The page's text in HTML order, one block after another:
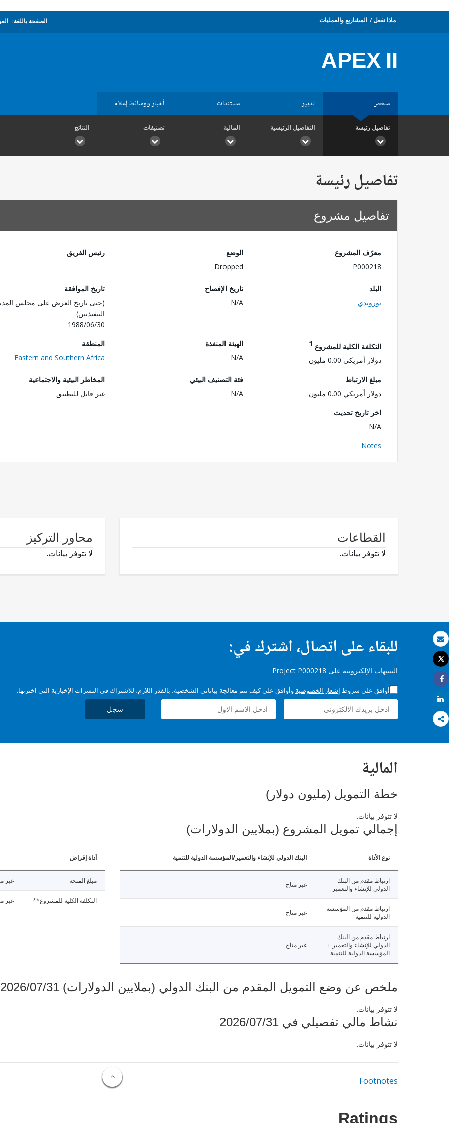
بريد الكتروني
طباعة
Tweet
Share
Share
ماذا نفعل المشاريع والعمليات الصفحة باللغة:
APEX II
ملخص تدبير مستندات أخبار ووسائط إعلام
تفاصيل رئيسة التفاصيل الرئيسية المالية تصنيفات النتائج
تفاصيل رئيسة
تفاصيل مشروع
معرّف المشروع
P000218
الوضع
Dropped
رئيس الفريق
البلد
بوروندي
تاريخ الإفصاح
N/A
تاريخ الموافقة
(حتى تاريخ العرض على مجلس
التنفيذيين)
1988/06/30
التكلفة الكلية للمشروع 1
دولار أمريكي 0.00 مليون
الهيئة المنفذة
N/A
المنطقة
Eastern and Southern Africa
مبلغ الارتباط
دولار أمريكي 0.00 مليون
فئة التصنيف البيئي
N/A
المخاطر البيئية والاجتماعية
غير قابل للتطبيق
اخر تاريخ تحديث
N/A
Notes
القطاعات
لا تتوفر بيانات.
محاور التركيز
لا تتوفر بيانات.
للبقاء على اتصال، اشترك في:
التنبيهات الإلكترونية على Project P000218
أوافق على شروط إشعار الخصوصية وأوافق على كيف تتم معالجة بياناتي الشخصية، بالقدر اللازم، للاشتراك في النشرات الإخبارية التي اخترتها.
سجل
المالية
خطة التمويل (مليون دولار)
لا تتوفر بيانات.
إجمالي تمويل المشروع (بملايين الدولارات)
نوع الأداة البنك الدولي للإنشاء والتعمير/المؤسسة الدولية للتنمية
ارتباط مقدم من البنك
الدولي للإنشاء والتعمير
غير متاح
ارتباط مقدم من المؤسسة
الدولية للتنمية
غير متاح
ارتباط مقدم من البنك
الدولي للإنشاء والتعمير +
المؤسسة الدولية للتنمية
غير متاح
أداة إقراض
مبلغ المنحة غير
التكلفة الكلية للمشروع** غير
ملخص عن وضع التمويل المقدم من البنك الدولي (بملايين الدولارات) 2026/07/31
لا تتوفر بيانات.
نشاط مالي تفصيلي في 2026/07/31
لا تتوفر بيانات.
Footnotes